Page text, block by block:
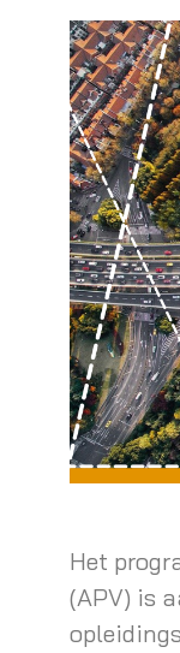
Het
(APV) is